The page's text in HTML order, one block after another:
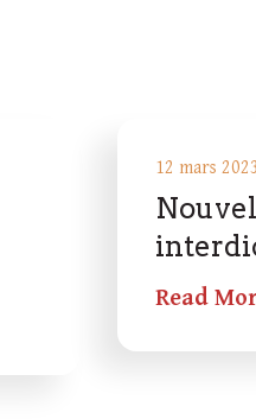
12 mars
Read